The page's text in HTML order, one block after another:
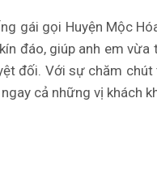
gái gọi Huyện Mộc
kín đáo, giúp anh em
đối. Với sự chăm
cả những vị khách